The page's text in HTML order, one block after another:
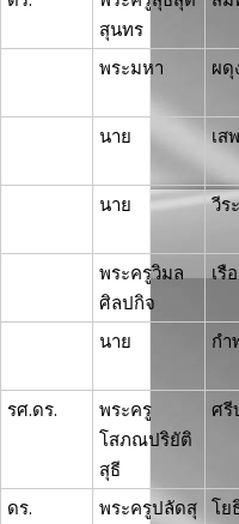
สุนทร
พระมหา ผดุ
นาย เ
นาย วีร
พระครูวิมล
ศิลปกิจ
เรื
นาย กำ
รศ.ดร.
พระครู
โสภณปริยัติ
สุธี
ศรี
ดร.
พระครูปลัดสุ โย